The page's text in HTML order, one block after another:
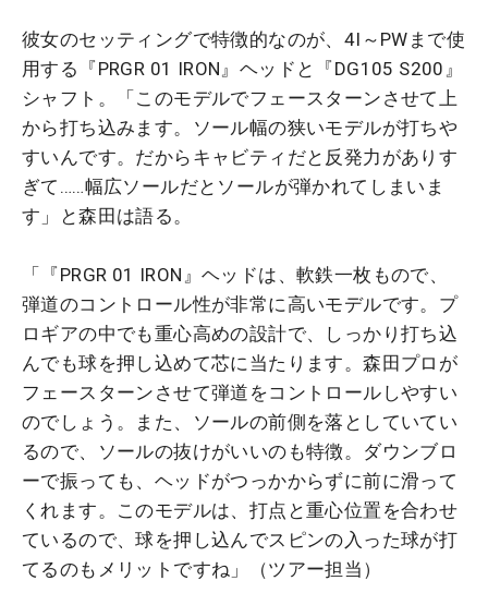
彼女のセッティングで特徴的なのが、4I～PWまで使
用する『PRGR 01 IRON』ヘッドと『DG105 S200』
シャフト。「このモデルでフェースターンさせて上
から打ち込みます。ソール幅の狭いモデルが打ちや
すいんです。だからキャビティだと反発力がありす
ぎて……幅広ソールだとソールが弾かれてしまいま
す」と森田は語る。
「『PRGR 01 IRON』ヘッドは、軟鉄一枚もので、
弾道のコントロール性が非常に高いモデルです。プ
ロギアの中でも重心高めの設計で、しっかり打ち込
んでも球を押し込めて芯に当たります。森田プロが
フェースターンさせて弾道をコントロールしやすい
のでしょう。また、ソールの前側を落としていてい
るので、ソールの抜けがいいのも特徴。ダウンブロ
ーで振っても、ヘッドがつっかからずに前に滑って
くれます。このモデルは、打点と重心位置を合わせ
ているので、球を押し込んでスピンの入った球が打
てるのもメリットですね」（ツアー担当）